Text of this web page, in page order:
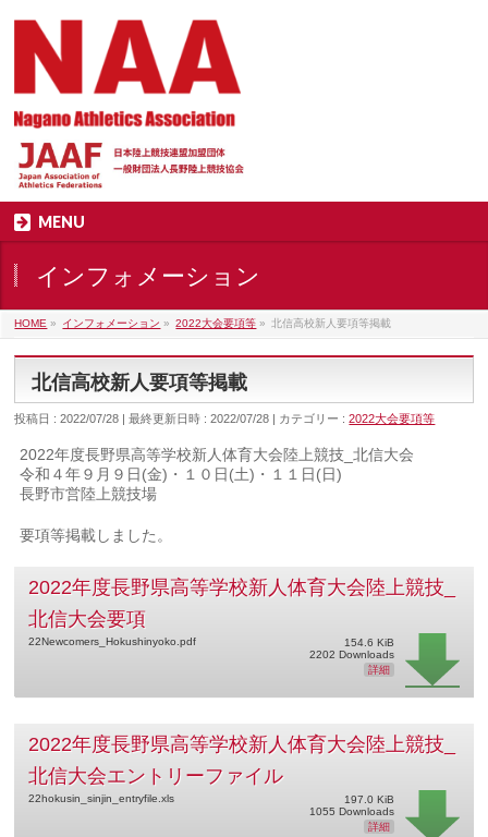
MENU
インフォメーション
HOME » インフォメーション » 2022大会要項等 » 北信高校新人要項等掲載
北信高校新人要項等掲載
投稿日 : 2022/07/28 最終更新日時 : 2022/07/28 カテゴリー :2022大会要項等
2022年度長野県高等学校新人体育大会陸上競技_北信大会
令和４年９月９日(金)・１０日(土)・１１日(日)
長野市営陸上競技場
要項等掲載しました。
2022年度長野県高等学校新人体育大会陸上競技_
北信大会要項
22Newcomers_Hokushinyoko.pdf
154.6 KiB
2202 Downloads
詳細
2022年度長野県高等学校新人体育大会陸上競技_
北信大会エントリーファイル
22hokusin_sinjin_entryfile.xls
197.0 KiB
1055 Downloads
詳細